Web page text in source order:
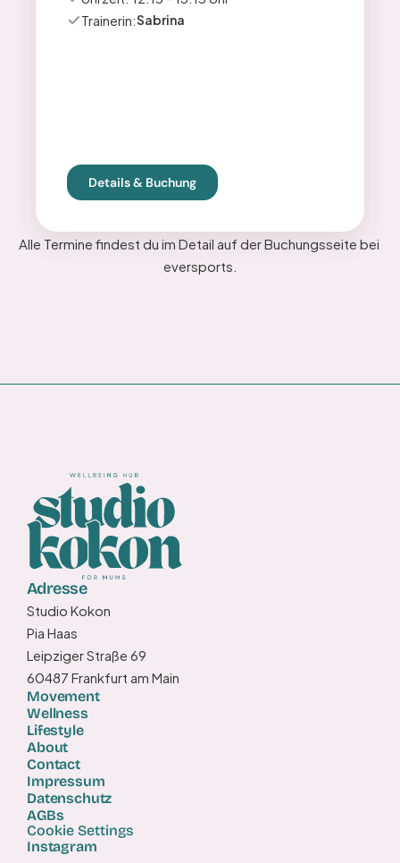
Trainerin:Sabrina
Details & Buchung
Alle Termine findest du im Detail auf der Buchungsseite bei
eversports.
Adresse
Studio Kokon
Pia Haas
Leipziger Straße 69
60487 Frankfurt am Main
Movement
Wellness
Lifestyle
About
Contact
Impressum
Datenschutz
AGBs
Cookie Settings
Instagram